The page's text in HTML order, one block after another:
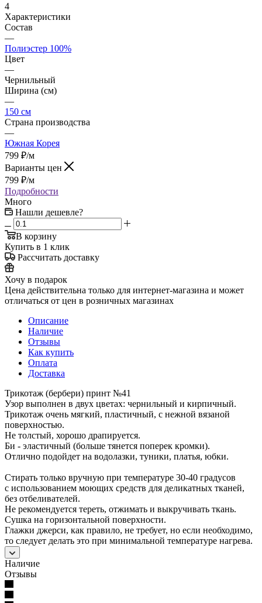
4
Характеристики
Состав
—
Полиэстер 100%
Цвет
—
Чернильный
Ширина (см)
—
150 см
Страна производства
—
Южная Корея
799 ₽/м
Варианты цен
799 ₽/м
Подробности
Много
Нашли дешевле?
В корзину
Купить в 1 клик
Рассчитать доставку
Хочу в подарок
Цена действительна только для интернет-магазина и может
отличаться от цен в розничных магазинах
Описание
Наличие
Отзывы
Как купить
Оплата
Доставка
Трикотаж (бербери) принт №41
Узор выполнен в двух цветах: чернильный и кирпичный.
Трикотаж очень мягкий, пластичный, с нежной вязаной
поверхностью.
Не толстый, хорошо драпируется.
Би - эластичный (больше тянется поперек кромки).
Отлично подойдет на водолазки, туники, платья, юбки.
Стирать только вручную при температуре 30-40 градусов
с использованием моющих средств для деликатных тканей,
без отбеливателей.
Не рекомендуется тереть, отжимать и выкручивать ткань.
Сушка на горизонтальной поверхности.
Глажки джерси, как правило, не требует, но если необходимо,
то следует делать это при минимальной температуре нагрева.
Наличие
Отзывы